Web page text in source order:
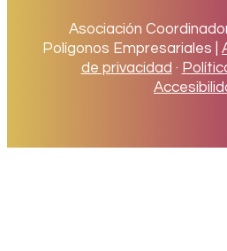
Asociación
Polígonos Empresariales |
de privacidad ·